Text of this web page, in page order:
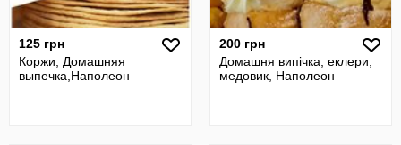
125 грн
Коржи, Домашняя
выпечка,Наполеон
200 грн
Домашня випічка, еклери,
медовик, Наполеон